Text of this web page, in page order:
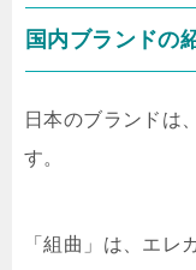
国内ブランドの
日本のブランドは
す。
「組曲」は、エレ